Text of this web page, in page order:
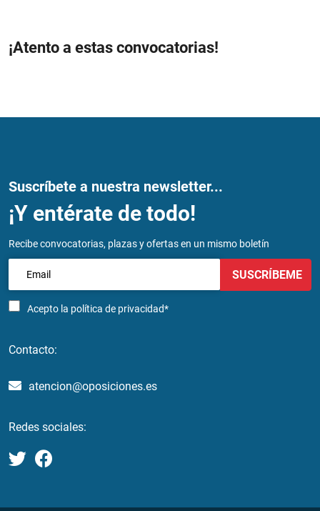
¡Atento a estas convocatorias!
Suscríbete a nuestra newsletter...
¡Y entérate de todo!
Recibe convocatorias, plazas y ofertas en un mismo boletín
Acepto la política de privacidad*
SUSCRÍBEME
Contacto:
atencion@oposiciones.es
Redes sociales: